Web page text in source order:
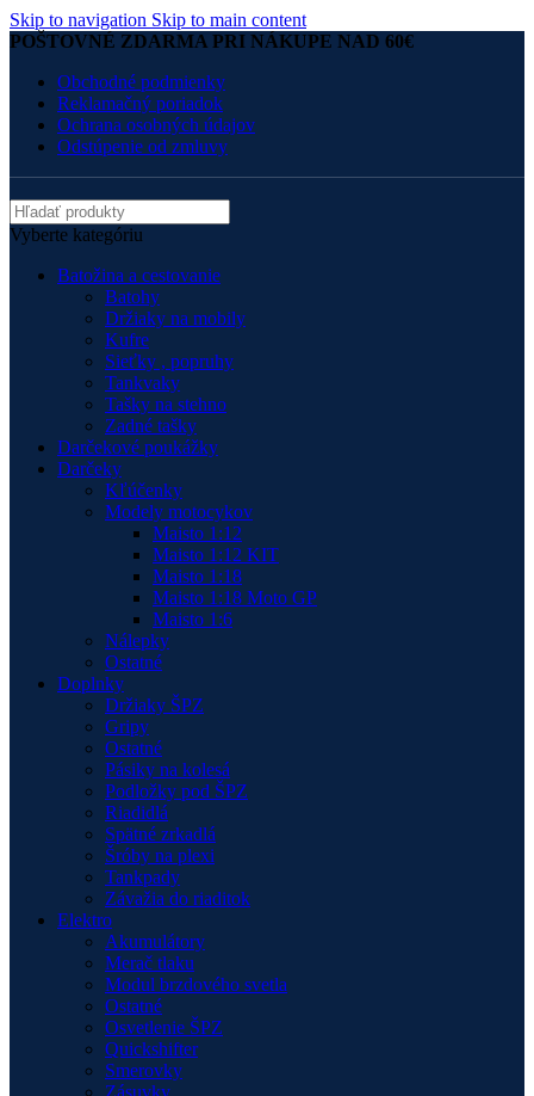
Skip to navigation Skip to main content
POŠTOVNÉ ZDARMA PRI NÁKUPE NAD 60€
Obchodné podmienky
Reklamačný poriadok
Ochrana osobných údajov
Odstúpenie od zmluvy
Vyberte kategóriu
Batožina a cestovanie
Batohy
Držiaky na mobily
Kufre
Sieťky , popruhy
Tankvaky
Tašky na stehno
Zadné tašky
Darčekové poukážky
Darčeky
Kľúčenky
Modely motocykov
Maisto 1:12
Maisto 1:12 KIT
Maisto 1:18
Maisto 1:18 Moto GP
Maisto 1:6
Nálepky
Ostatné
Doplnky
Držiaky ŠPZ
Gripy
Ostatné
Pásiky na kolesá
Podložky pod ŠPZ
Riadidlá
Spätné zrkadlá
Šróby na plexi
Tankpady
Závažia do riaditok
Elektro
Akumulátory
Merač tlaku
Modul brzdového svetla
Ostatné
Osvetlenie ŠPZ
Quickshifter
Smerovky
Zásuvky